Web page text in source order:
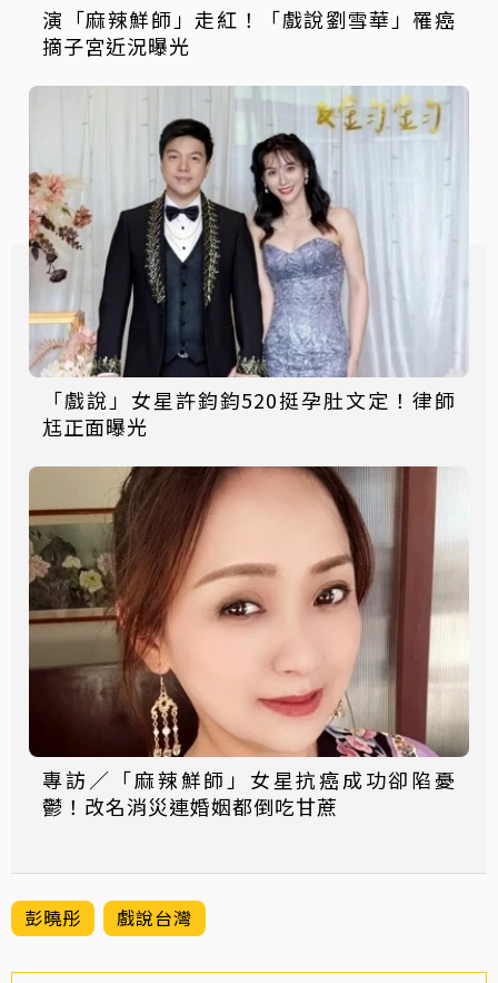
演「麻辣鮮師」走紅！「戲說劉雪華」罹癌
摘子宮近況曝光
「戲說」女星許鈞鈞520挺孕肚文定！律師
尪正面曝光
專訪／「麻辣鮮師」女星抗癌成功卻陷憂
鬱！改名消災連婚姻都倒吃甘蔗
彭曉彤 戲說台灣